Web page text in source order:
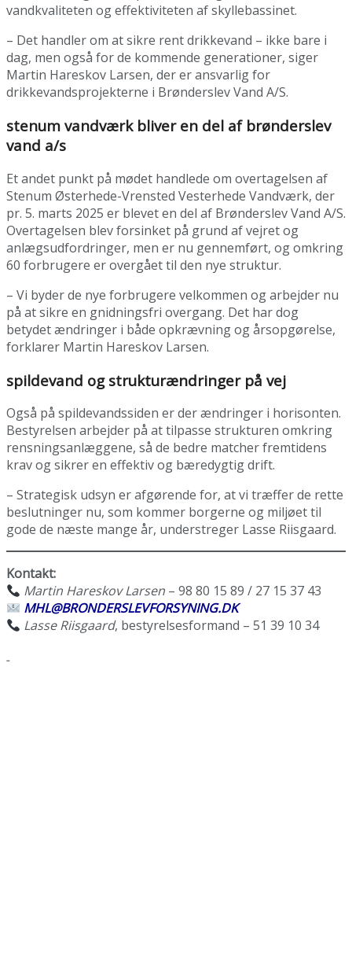
vandkvaliteten og effektiviteten af skyllebassinet.
– Det handler om at sikre rent drikkevand – ikke bare i
dag, men også for de kommende generationer, siger
Martin Hareskov Larsen, der er ansvarlig for
drikkevandsprojekterne i Brønderslev Vand A/S.
stenum vandværk bliver en del af brønderslev
vand a/s
Et andet punkt på mødet handlede om overtagelsen af
Stenum Østerhede-Vrensted Vesterhede Vandværk, der
pr. 5. marts 2025 er blevet en del af Brønderslev Vand A/S.
Overtagelsen blev forsinket på grund af vejret og
anlægsudfordringer, men er nu gennemført, og omkring
60 forbrugere er overgået til den nye struktur.
– Vi byder de nye forbrugere velkommen og arbejder nu
på at sikre en gnidningsfri overgang. Det har dog
betydet ændringer i både opkrævning og årsopgørelse,
forklarer Martin Hareskov Larsen.
spildevand og strukturændringer på vej
Også på spildevandssiden er der ændringer i horisonten.
Bestyrelsen arbejder på at tilpasse strukturen omkring
rensningsanlæggene, så de bedre matcher fremtidens
krav og sikrer en effektiv og bæredygtig drift.
– Strategisk udsyn er afgørende for, at vi træffer de rette
beslutninger nu, som kommer borgerne og miljøet til
gode de næste mange år, understreger Lasse Riisgaard.
Kontakt:
Martin Hareskov Larsen – 98 80 15 89 / 27 15 37 43
MHL@BRONDERSLEVFORSYNING.DK
Lasse Riisgaard, bestyrelsesformand – 51 39 10 34